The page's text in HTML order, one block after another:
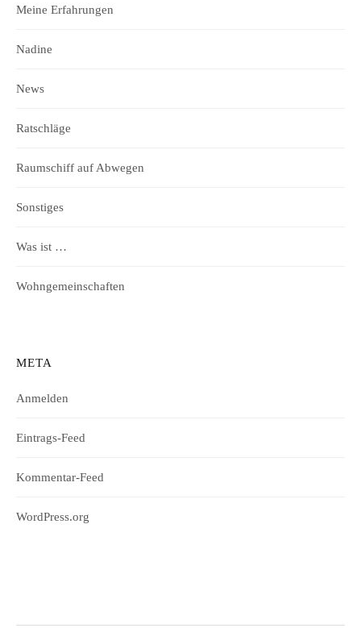
Meine Erfahrungen
Nadine
News
Ratschläge
Raumschiff auf Abwegen
Sonstiges
Was ist …
Wohngemeinschaften
META
Anmelden
Eintrags-Feed
Kommentar-Feed
WordPress.org